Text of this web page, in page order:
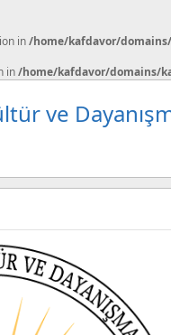
in/home/kafdavor/
in/home/kafdavor/domains/
ve